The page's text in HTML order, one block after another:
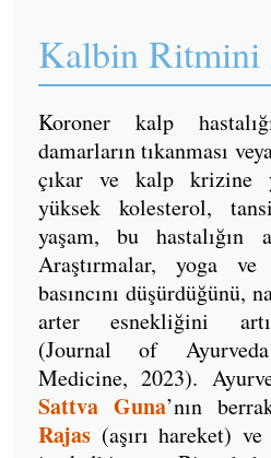
Kalbin Ritmini
Koroner kalp
damarların tıkanması
çıkar ve kalp krizine
yüksek kolesterol,
yaşam, bu
Araştırmalar, yoga ve
basıncını düşürdüğünü,
arter esnekliğini
(Journal of
Medicine, 2023).
Sattva Guna’nın
Rajas (aşırı hareket)